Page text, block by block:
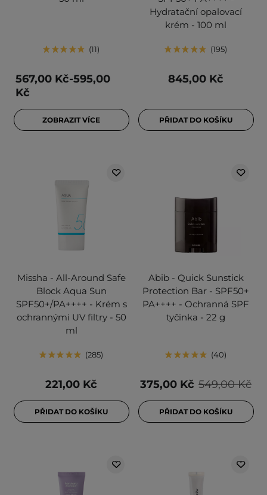
11
567,00 Kč-595,00
Kč
ZOBRAZIT VÍCE
Hydratační opalovací
krém - 100 ml
195
845,00 Kč
PŘIDAT DO KOŠÍKU
Missha - All-Around Safe
Block Aqua Sun
SPF50+/PA++++ - Krém s
ochrannými UV filtry - 50
ml
285
221,00 Kč
PŘIDAT DO KOŠÍKU
Abib - Quick Sunstick
Protection Bar - SPF50+
PA++++ - Ochranná SPF
tyčinka - 22 g
40
549,00 Kč
375,00 Kč
PŘIDAT DO KOŠÍKU